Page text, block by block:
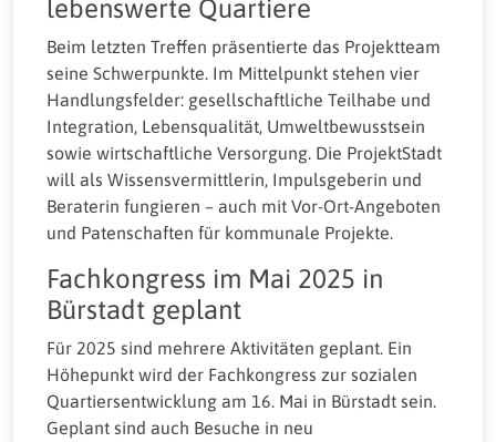
lebenswerte Quartiere
Beim letzten Treffen präsentierte das Projektteam
seine Schwerpunkte. Im Mittelpunkt stehen vier
Handlungsfelder: gesellschaftliche Teilhabe und
Integration, Lebensqualität, Umweltbewusstsein
sowie wirtschaftliche Versorgung. Die ProjektStadt
will als Wissensvermittlerin, Impulsgeberin und
Beraterin fungieren – auch mit Vor-Ort-Angeboten
und Patenschaften für kommunale Projekte.
Fachkongress im Mai 2025 in
Bürstadt geplant
Für 2025 sind mehrere Aktivitäten geplant. Ein
Höhepunkt wird der Fachkongress zur sozialen
Quartiersentwicklung am 16. Mai in Bürstadt sein.
Geplant sind auch Besuche in neu